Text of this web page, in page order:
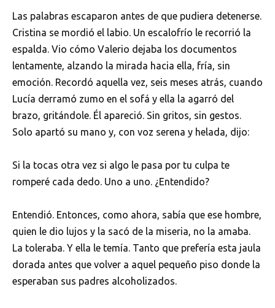
Las palabras escaparon antes de que pudiera detenerse.
Cristina se mordió el labio. Un escalofrío le recorrió la
espalda. Vio cómo Valerio dejaba los documentos
lentamente, alzando la mirada hacia ella, fría, sin
emoción. Recordó aquella vez, seis meses atrás, cuando
Lucía derramó zumo en el sofá y ella la agarró del
brazo, gritándole. Él apareció. Sin gritos, sin gestos.
Solo apartó su mano y, con voz serena y helada, dijo:
Si la tocas otra vez si algo le pasa por tu culpa te
romperé cada dedo. Uno a uno. ¿Entendido?
Entendió. Entonces, como ahora, sabía que ese hombre,
quien le dio lujos y la sacó de la miseria, no la amaba.
La toleraba. Y ella le temía. Tanto que prefería esta jaula
dorada antes que volver a aquel pequeño piso donde la
esperaban sus padres alcoholizados.